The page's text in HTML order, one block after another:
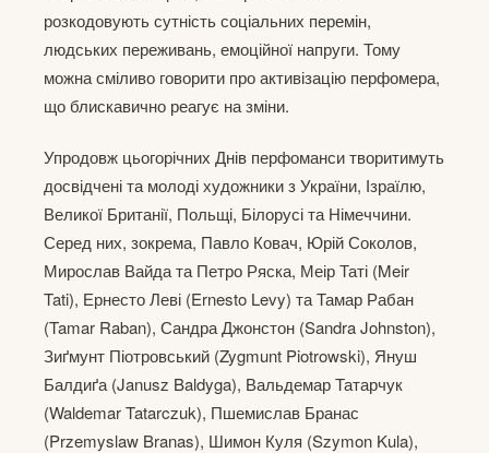
розкодовують сутність соціальних перемін,
людських переживань, емоційної напруги. Тому
можна сміливо говорити про активізацію перфомера,
що блискавично реагує на зміни.
Упродовж цьогорічних Днів перфоманси творитимуть
досвідчені та молоді художники з України, Ізраїлю,
Великої Британії, Польщі, Білорусі та Німеччини.
Серед них, зокрема, Павло Ковач, Юрій Соколов,
Мирослав Вайда та Петро Ряска, Меір Таті (Meir
Tati), Ернесто Леві (Ernesto Levy) та Тамар Рабан
(Tamar Raban), Сандра Джонстон (Sandra Johnston),
Зиґмунт Піотровський (Zygmunt Piotrowski), Януш
Балдиґа (Janusz Baldyga), Вальдемар Татарчук
(Waldemar Tatarczuk), Пшемислав Бранас
(Przemyslaw Branas), Шимон Куля (Szymon Kula),